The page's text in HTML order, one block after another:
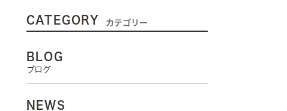
CATEGORY カテゴリー
BLOG
ブログ
NEWS